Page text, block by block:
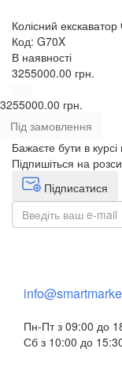
Колісний
Код: G70X
В наявності
3255000.00 грн.
3255000.00 грн.
Під замовлення
Бажаєте бути в курсі
Підпишіться на
Підписатися
Пн-Пт з 09:00 до
Сб з 10:00 до